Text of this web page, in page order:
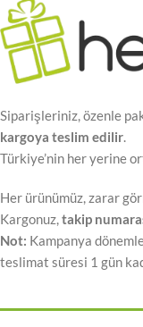
Siparişleriniz, özenle
kargoya teslim edilir.
Türkiye’nin her yerine
Her ürünümüz, zarar
Kargonuz,takip
Not: Kampanya
teslimat süresi 1 gün